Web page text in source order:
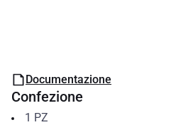
Documentazione
Confezione
1 PZ